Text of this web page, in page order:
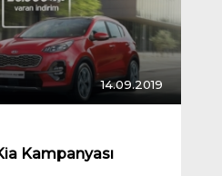
14.09.2019
Kampanyası